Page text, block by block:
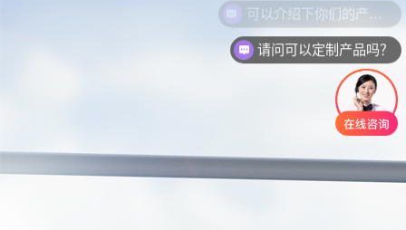
请问可以定制产品吗？